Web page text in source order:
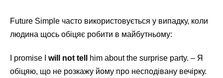
Future Simple часто використовується у випадку, коли
людина щось обіцяє робити в майбутньому:
I promise I will not tell
him about the surprise party. – Я
обіцяю, що не розкажу йому про несподівану вечірку.